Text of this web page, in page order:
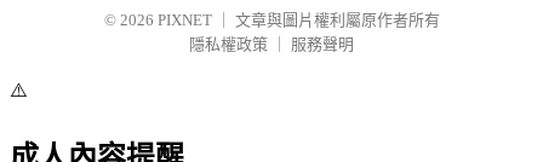
© 2026 PIXNET
文章與圖片權利屬原作者所有
隱私權政策
服務聲明
⚠️